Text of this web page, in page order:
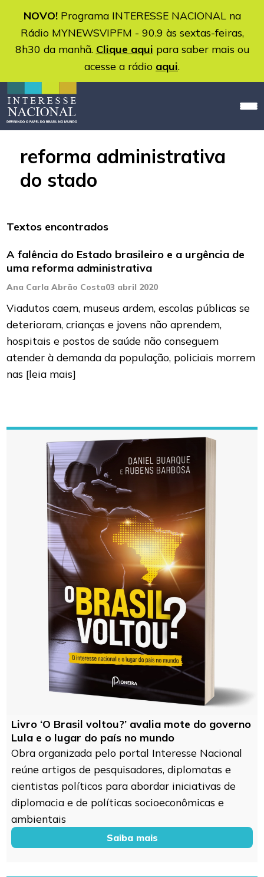
NOVO!Programa INTERESSE NACIONAL na
Rádio MYNEWSVIPFM - 90.9 às sextas-feiras,
8h30 da manhã. Clique aqui para saber mais ou
acesse a rádio aqui.
reforma administrativa
do stado
Textos encontrados
A falência do Estado brasileiro e a urgência de
uma reforma administrativa
Ana Carla Abrão Costa03 abril 2020
Viadutos caem, museus ardem, escolas públicas se
deterioram, crianças e jovens não aprendem,
hospitais e postos de saúde não conseguem
atender à demanda da população, policiais morrem
nas [leia mais]
Livro ‘O Brasil voltou?’ avalia mote do governo
Lula e o lugar do país no mundo
Obra organizada pelo portal Interesse Nacional
reúne artigos de pesquisadores, diplomatas e
cientistas políticos para abordar iniciativas de
diplomacia e de políticas socioeconômicas e
ambientais
Saiba mais